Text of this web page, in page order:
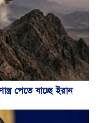
পেতে যাচ্ছে ইরান